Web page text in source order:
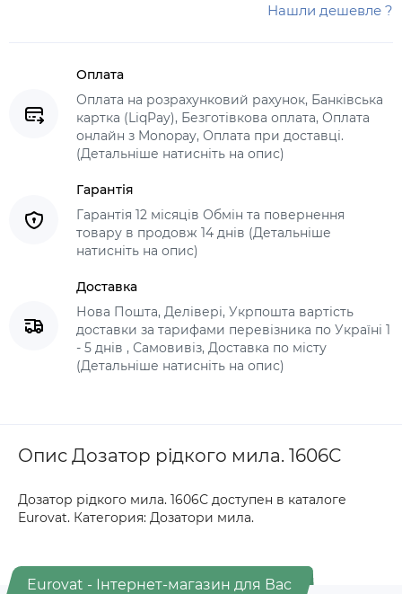
Нашли дешевле ?
Оплата
Оплата на розрахунковий рахунок, Банківська
картка (LiqPay), Безготівкова оплата, Оплата
онлайн з Monopay, Оплата при доставці.
(Детальніше натисніть на опис)
Гарантія
Гарантія 12 місяців Обмін та повернення
товару в продовж 14 днів (Детальніше
натисніть на опис)
Доставка
Нова Пошта, Делівері, Укрпошта вартість
доставки за тарифами перевізника по Україні 1
- 5 днів , Самовивіз, Доставка по місту
(Детальніше натисніть на опис)
Опис Дозатор рідкого мила. 1606С
Дозатор рідкого мила. 1606С доступен в каталоге
Eurovat. Категория: Дозатори мила.
Eurovat - Інтернет-магазин для Вас